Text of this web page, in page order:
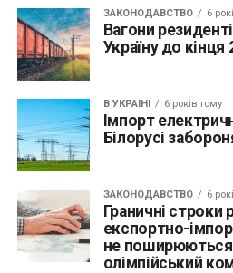
ЗАКОНОДАВСТВО 6
Вагони
Україну до кінця
В УКРАЇНІ 6 років тому
Імпорт
Білорусі
ЗАКОНОДАВСТВО 6
Граничні строки
експортно-
не поширюються
олімпійський